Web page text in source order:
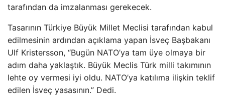
tarafından da imzalanması gerekecek.
Tasarının Türkiye Büyük Millet Meclisi tarafından kabul
edilmesinin ardından açıklama yapan İsveç Başbakanı
Ulf Kristersson, “Bugün NATO’ya tam üye olmaya bir
adım daha yaklaştık. Büyük Meclis Türk milli takımının
lehte oy vermesi iyi oldu. NATO’ya katılıma ilişkin teklif
edilen İsveç yasasının.” Dedi.